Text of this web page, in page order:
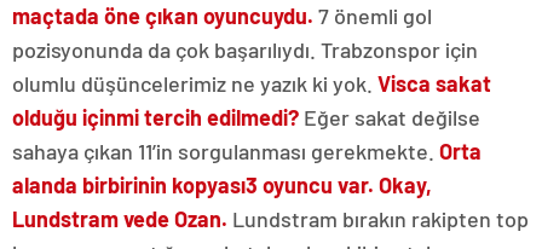
maçtada öne çıkan oyuncuydu. 7 önemli gol
pozisyonunda da çok başarılıydı. Trabzonspor için
olumlu düşüncelerimiz ne yazık ki yok. Visca sakat
olduğu içinmi tercih edilmedi? Eğer sakat değilse
sahaya çıkan 11’in sorgulanması gerekmekte. Orta
alanda birbirinin kopyası3 oyuncu var. Okay,
Lundstram vede Ozan. Lundstram bırakın rakipten top